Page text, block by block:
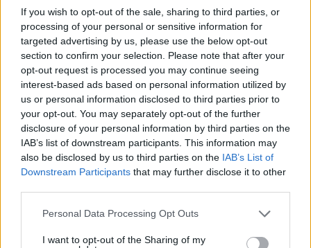
If you wish to opt-out of the sale, sharing to third parties, or
processing of your personal or sensitive information for
targeted advertising by us, please use the below opt-out
section to confirm your selection. Please note that after your
opt-out request is processed you may continue seeing
interest-based ads based on personal information utilized by
us or personal information disclosed to third parties prior to
your opt-out. You may separately opt-out of the further
disclosure of your personal information by third parties on the
IAB’s list of downstream participants. This information may
also be disclosed by us to third parties on the IAB’s List of
Downstream Participants that may further disclose it to other
Please note that this website/app uses one or more Google
not limited to your visit or usage behaviour. You may click to
Personal Data Processing Opt Outs
I want to opt-out of the Sharing of my
ΤΑ ΠΙΟ ΔΗΜΟΦΙΛΗ